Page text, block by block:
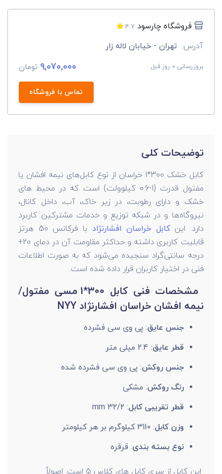
فروشگاه چارسود 4.7
آدرس تهران - خیابان لاله زار
بروزرسانی 0 روز قبل 9,070,000 تومان
تماس با فروشگاه
توضیحات کلی
کابل خشک 300*1 خراسان از نوع کابل‌های نیمه افشان یا
مفتول قدرت (0.6-1 کیلوولت) است که در محیط های
خشک و دارای رطوبت، در زیر خاک، آب، داخل کانال،
نیروگاه‌ها و در شبکه توزیع و خدمات مشترکین کاربرد
دارد. اینکابل خراسان افشارنژاد با فرکانس 50
هرتز
قابلیت کاربری داشته و حداکثر مقاومت آن در دمای 20+
درجه سانتی‌گراد سنجیده می‌شود که به صورت اطلاعات
فنی در اختیار کاربران قرار داده شده است.
مشخصات فنی کابل 300*1 مسی مفتول/
نیمه افشان خراسان افشارنژاد NYY
جنس عایق: پی وی سی فشرده
قطر عایق:2.4 میلی متر
جنس روکش: پی وی سی فشرده شده
رنگ روکش: مشکی
قطر تقریبی کابل: 32/2 mm
وزن کابل: 3110 کیلوگرم بر هر کیلومتر
نوع بسته بندی: قرقره
این کابل از سری کابل های کلاس 5 است. اصولاً